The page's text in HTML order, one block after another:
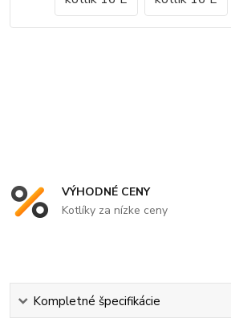
VÝHODNÉ CENY
Kotlíky za nízke ceny
Kompletné špecifikácie